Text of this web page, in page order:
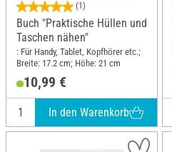
(1)
Buch "Praktische Hüllen und
Taschen nähen"
: Für Handy, Tablet, Kopfhörer etc.;
Breite: 17.2 cm; Höhe: 21 cm
10,99 €
In den Warenkorb